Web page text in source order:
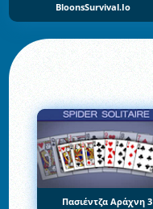
BloonsSurvival.io
Πασιέντζα Αράχνη 3